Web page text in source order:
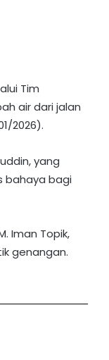
Tim
air dari jalan
2026).
yang
bahaya bagi
Iman Topik,
genangan.